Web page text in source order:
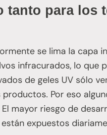
tanto para los
se lima la capa
infracurados, lo que
de geles UV sólo
Por eso
mayor riesgo de
están expuestos